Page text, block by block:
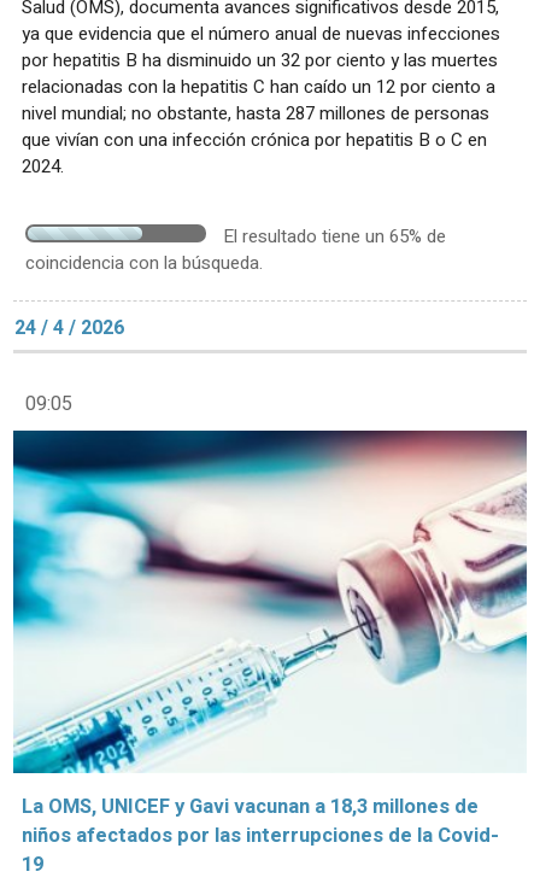
Salud (OMS), documenta avances significativos desde 2015,
ya que evidencia que el número anual de nuevas infecciones
por hepatitis B ha disminuido un 32 por ciento y las muertes
relacionadas con la hepatitis C han caído un 12 por ciento a
nivel mundial; no obstante, hasta 287 millones de personas
que vivían con una infección crónica por hepatitis B o C en
2024.
El resultado tiene un 65% de
coincidencia con la búsqueda.
24 / 4 / 2026
09:05
La OMS, UNICEF y Gavi vacunan a 18,3 millones de
niños afectados por las interrupciones de la Covid-
19